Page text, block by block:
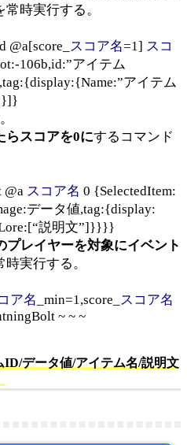
常時実行する。
@a[score_
スコア名=1] スコ
106b,id:”アイテム
アイテム
らスコアを0にするコマンド
@a スコア名 0 {SelectedItem:
データ値,tag:{display:
説明文”]}}}}
プレイヤーを対象にイベント
実行する。
ア名 _min=1,score_
スコア名
~ ~ ~
データ値/アイテム名/説明文